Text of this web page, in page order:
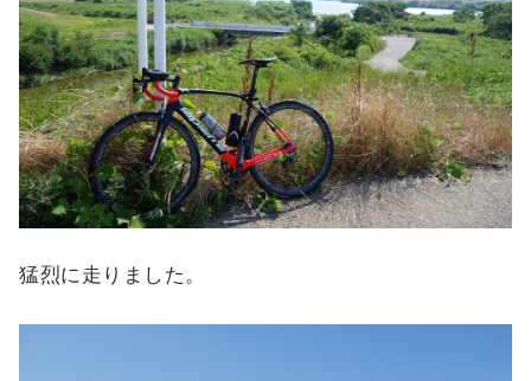
猛烈に走りました。